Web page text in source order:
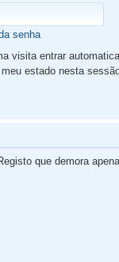
senha
visita entrar
estado nesta
que demora